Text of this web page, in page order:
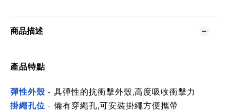
商品描述
產品特點
彈性外殼 - 具彈性的抗衝擊外殼,高度吸收衝擊力
掛繩孔位 - 備有穿繩孔,可安裝掛繩方便攜帶